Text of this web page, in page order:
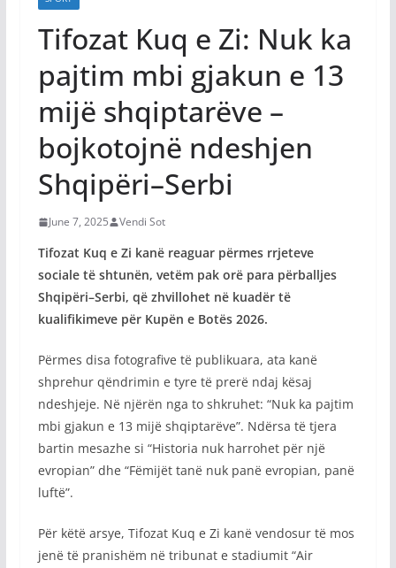
Tifozat Kuq e Zi: Nuk ka
pajtim mbi gjakun e 13
mijë shqiptarëve –
bojkotojnë ndeshjen
Shqipëri–Serbi
June 7, 2025 Vendi Sot
Tifozat Kuq e Zi kanë reaguar përmes rrjeteve
sociale të shtunën, vetëm pak orë para përballjes
Shqipëri–Serbi, që zhvillohet në kuadër të
kualifikimeve për Kupën e Botës 2026.
Përmes disa fotografive të publikuara, ata kanë
shprehur qëndrimin e tyre të prerë ndaj kësaj
ndeshjeje. Në njërën nga to shkruhet: “Nuk ka pajtim
mbi gjakun e 13 mijë shqiptarëve”. Ndërsa të tjera
bartin mesazhe si “Historia nuk harrohet për një
evropian” dhe “Fëmijët tanë nuk panë evropian, panë
luftë”.
Për këtë arsye, Tifozat Kuq e Zi kanë vendosur të mos
jenë të pranishëm në tribunat e stadiumit “Air